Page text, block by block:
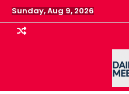
Skip
to
content
Sunday, Aug 9, 2026